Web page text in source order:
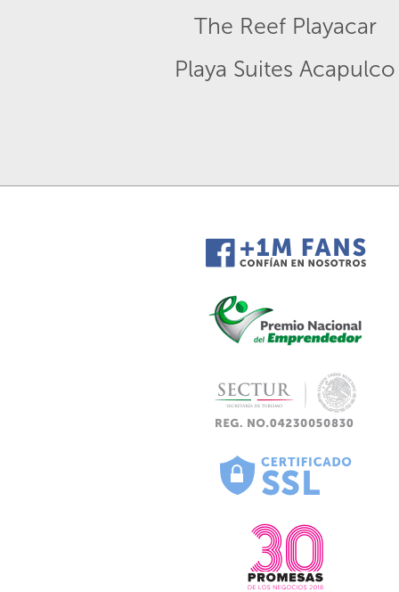
The Reef Playacar
Playa Suites Acapulco